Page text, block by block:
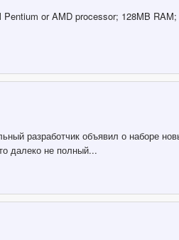
or AMD processor; 128MB
разработчик объявил о наборе
далеко не полный...